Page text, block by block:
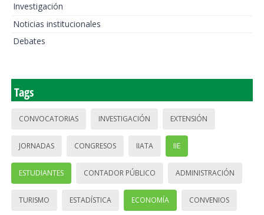
Investigación
Noticias institucionales
Debates
Tags
CONVOCATORIAS INVESTIGACIÓN EXTENSIÓN
JORNADAS CONGRESOS IIATA IIE
ESTUDIANTES CONTADOR PÚBLICO ADMINISTRACIÓN
TURISMO ESTADÍSTICA ECONOMÍA CONVENIOS